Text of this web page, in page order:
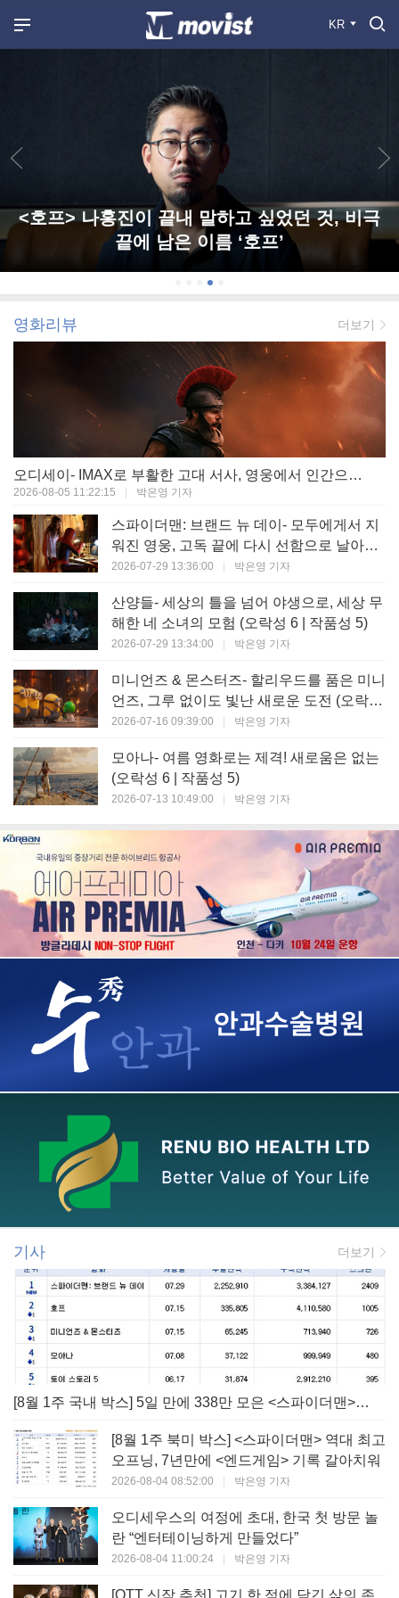
KR
<호프> 나홍진이 끝내 말하고 싶었던 것, 비극
끝에 남은 이름 ‘호프’
영화리뷰 더보기
오디세이- IMAX로 부활한 고대 서사, 영웅에서 인간으로의 귀환 (오락성 9 | 작품성 9)
2026-08-05 11:22:15 박은영 기자
스파이더맨: 브랜드 뉴 데이- 모두에게서 지
워진 영웅, 고독 끝에 다시 선함으로 날아오
르다 (오락성 8 | 작품성 8)
2026-07-29 13:36:00 박은영 기자
산양들- 세상의 틀을 넘어 야생으로, 세상 무
해한 네 소녀의 모험 (오락성 6 | 작품성 5)
2026-07-29 13:34:00 박은영 기자
미니언즈 & 몬스터즈- 할리우드를 품은 미니
언즈, 그루 없이도 빛난 새로운 도전 (오락성
7 | 작품성 6)
2026-07-16 09:39:00 박은영 기자
모아나- 여름 영화로는 제격! 새로움은 없는
(오락성 6 | 작품성 5)
2026-07-13 10:49:00 박은영 기자
기사 더보기
[8월 1주 국내 박스] 5일 만에 338만 모은 <스파이더맨> 극장가 235% 대반등, <호프>는 400만 돌파
[8월 1주 북미 박스] <스파이더맨> 역대 최고
오프닝, 7년만에 <엔드게임> 기록 갈아치워
2026-08-04 08:52:00 | 박은영 기자
오디세우스의 여정에 초대, 한국 첫 방문 놀
란 “엔터테이닝하게 만들었다”
2026-08-04 11:00:24 | 박은영 기자
[OTT 신작 추천] 고기 한 점에 담긴 삶의 존